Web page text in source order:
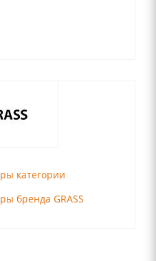
категории
бренда GRASS